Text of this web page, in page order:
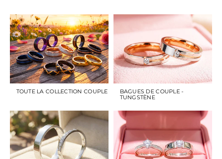
TOUTE LA COLLECTION COUPLE
BAGUES DE COUPLE -
TUNGSTÈNE